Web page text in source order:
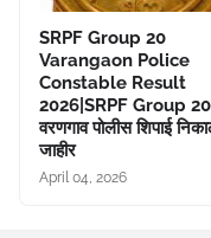
SRPF Group 20
Varangaon Police
Constable Result
2026|SRPF Group 20
वरणगाव पोलीस शिपाई
जाहीर
April 04, 2026